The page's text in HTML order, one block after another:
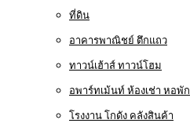
ที่ดิน
อาคารพาณิชย์ ตึกแถว
ทาวน์เฮ้าส์ ทาวน์โฮม
อพาร์ทเม้นท์ ห้องเช่า หอพัก
โรงงาน โกดัง คลังสินค้า